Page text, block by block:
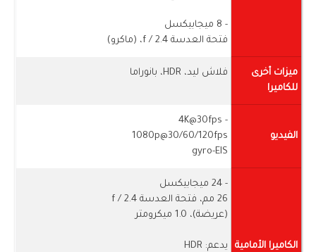
- 8 ميجابيكسل
فتحة العدسة f / 2.4، (ماكرو)
ميزات أخرى
للكاميرا
فلاش ليد، HDR، بانوراما
الفيديو
- 4K@30fps
1080p@30/60/120fps
gyro-EIS
الكاميرا الأمامية
- 24 ميجابيكسل
26 مم، فتحة العدسة f / 2.4
(عريضة)، 1.0 ميكرومتر
يدعم: HDR